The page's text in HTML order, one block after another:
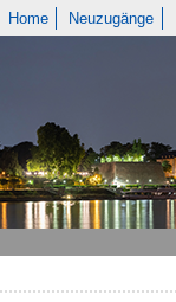
Home Neuzugänge